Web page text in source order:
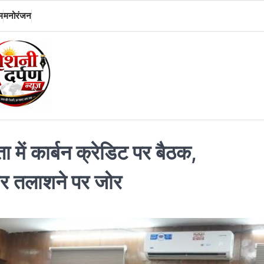
मनोरंजन
में कार्बन क्रेडिट पर बैठक,
तलाशने पर जोर